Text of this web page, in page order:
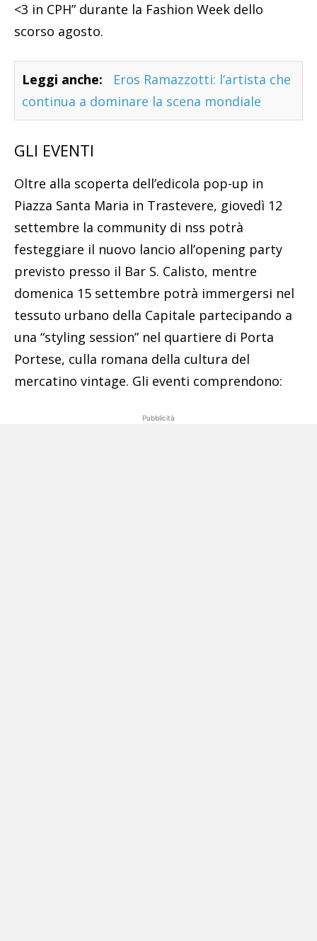
<3 in CPH” durante la Fashion Week dello
scorso agosto.
Leggi anche:
Eros Ramazzotti: l’artista che
continua a dominare la scena mondiale
GLI EVENTI
Oltre alla scoperta dell’edicola pop-up in
Piazza Santa Maria in Trastevere, giovedì 12
settembre la community di nss potrà
festeggiare il nuovo lancio all’opening party
previsto presso il Bar S. Calisto, mentre
domenica 15 settembre potrà immergersi nel
tessuto urbano della Capitale partecipando a
una “styling session” nel quartiere di Porta
Portese, culla romana della cultura del
mercatino vintage. Gli eventi comprendono:
Pubblicità